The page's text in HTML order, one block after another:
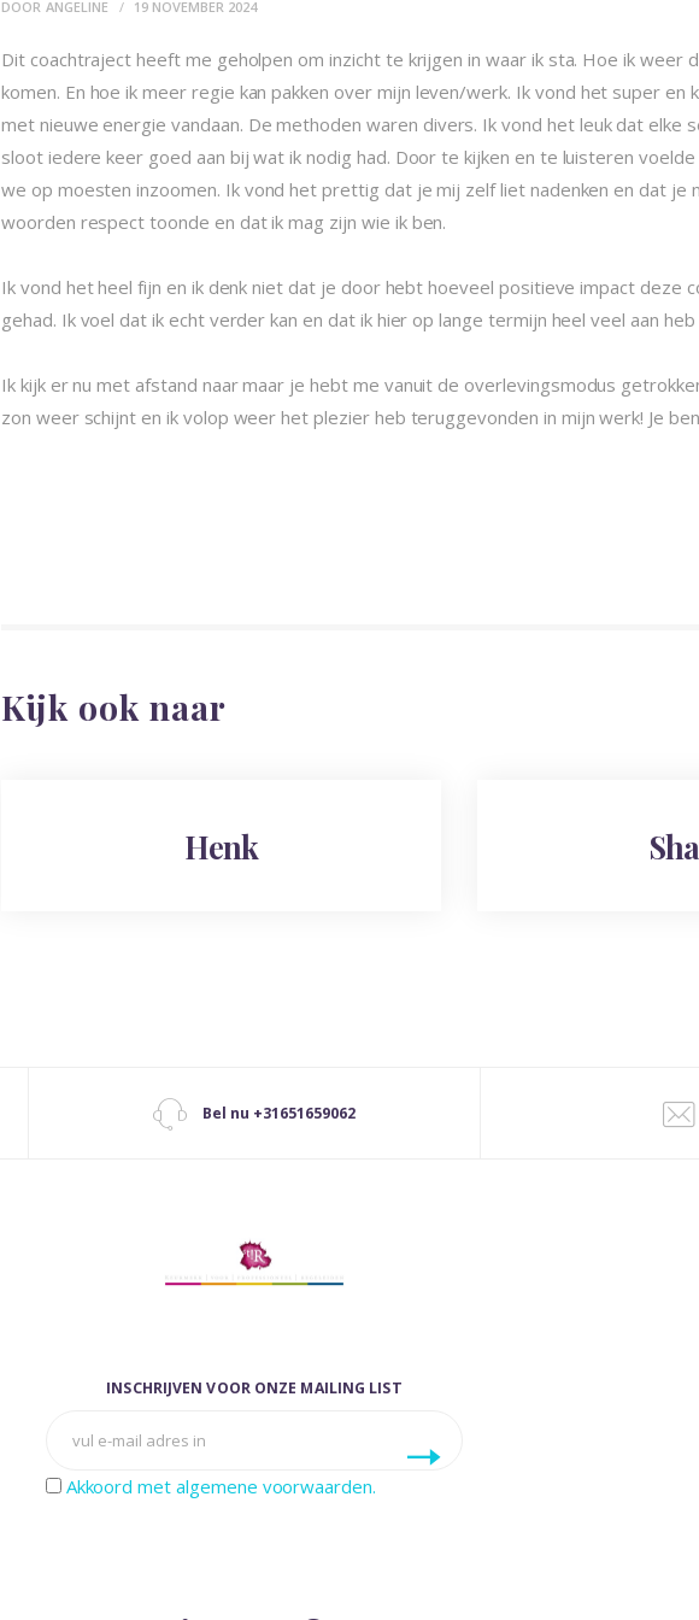
DOOR ANGELINE 19 NOVEMBER 2024
Dit coachtraject heeft me geholpen om inzicht te krijgen in waar ik sta. Hoe ik weer
komen. En hoe ik meer regie kan pakken over mijn leven/werk. Ik vond het super en
met nieuwe energie vandaan. De methoden waren divers. Ik vond het leuk dat elke
sloot iedere keer goed aan bij wat ik nodig had. Door te kijken en te luisteren
we op moesten inzoomen. Ik vond het prettig dat je mij zelf liet nadenken en dat je
woorden respect toonde en dat ik mag zijn wie ik ben.
Ik vond het heel fijn en ik denk niet dat je door hebt hoeveel positieve impact deze
gehad. Ik voel dat ik echt verder kan en dat ik hier op lange termijn heel veel aan
Ik kijk er nu met afstand naar maar je hebt me vanuit de overlevingsmodus
zon weer schijnt en ik volop weer het plezier heb teruggevonden in mijn werk! Je
Kijk ook naar
Henk
Bel nu +31651659062
INSCHRIJVEN VOOR ONZE MAILING LIST
Akkoord met algemene voorwaarden.